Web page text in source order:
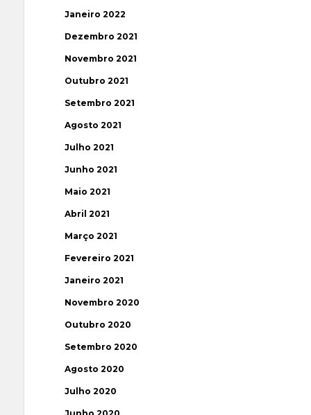
Janeiro 2022
Dezembro 2021
Novembro 2021
Outubro 2021
Setembro 2021
Agosto 2021
Julho 2021
Junho 2021
Maio 2021
Abril 2021
Março 2021
Fevereiro 2021
Janeiro 2021
Novembro 2020
Outubro 2020
Setembro 2020
Agosto 2020
Julho 2020